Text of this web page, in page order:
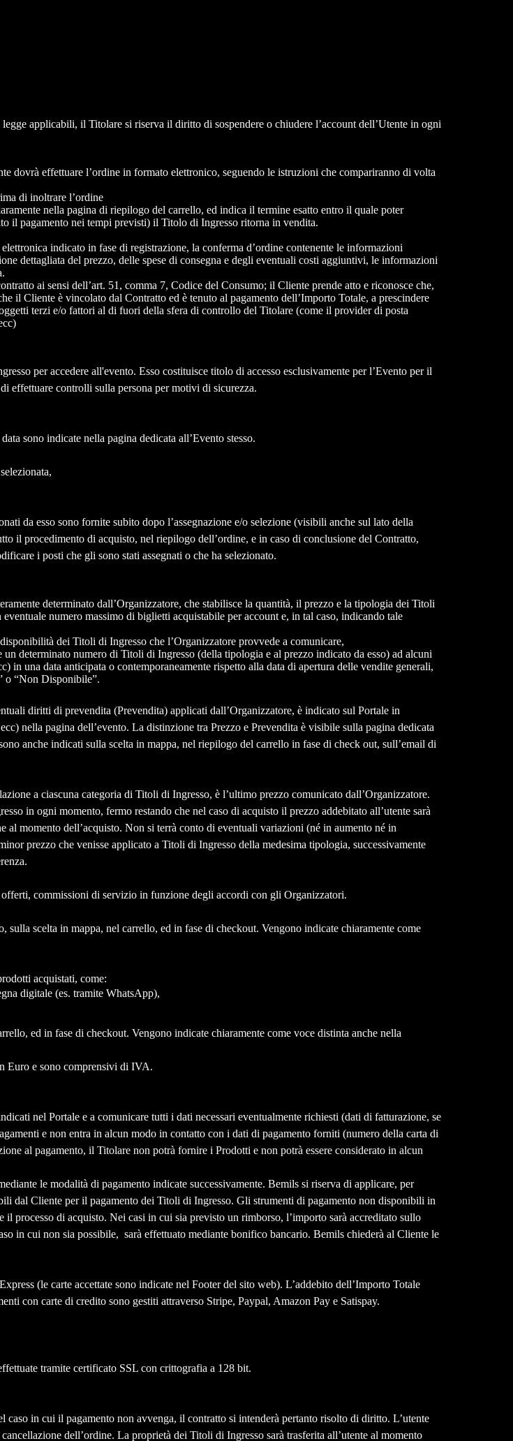
applicabili, il Titolare si riserva il diritto di sospendere o chiudere l’account dell’Utente in ogni
dovrà effettuare l’ordine in formato elettronico, seguendo le istruzioni che compariranno di volta
di inoltrare l’ordine
nella pagina di riepilogo del carrello, ed indica il termine esatto entro il quale poter
il pagamento nei tempi previsti) il Titolo di Ingresso ritorna in vendita.
indicato in fase di registrazione, la conferma d’ordine contenente le informazioni
dettagliata del prezzo, delle spese di consegna e degli eventuali costi aggiuntivi, le informazioni
ai sensi dell’art. 51, comma 7, Codice del Consumo; il Cliente prende atto e riconosce che,
il Cliente è vincolato dal Contratto ed è tenuto al pagamento dell’Importo Totale, a prescindere
terzi e/o fattori al di fuori della sfera di controllo del Titolare (come il provider di posta
per accedere all'evento. Esso costituisce titolo di accesso esclusivamente per l’Evento per il
effettuare controlli sulla persona per motivi di sicurezza.
sono indicate nella pagina dedicata all’Evento stesso.
da esso sono fornite subito dopo l’assegnazione e/o selezione (visibili anche sul lato della
il procedimento di acquisto, nel riepilogo dell’ordine, e in caso di conclusione del Contratto,
i posti che gli sono stati assegnati o che ha selezionato.
determinato dall’Organizzatore, che stabilisce la quantità, il prezzo e la tipologia dei Titoli
numero massimo di biglietti acquistabile per account e, in tal caso, indicando tale
dei Titoli di Ingresso che l’Organizzatore provvede a comunicare,
determinato numero di Titoli di Ingresso (della tipologia e al prezzo indicato da esso) ad alcuni
in una data anticipata o contemporaneamente rispetto alla data di apertura delle vendite generali,
o “Non Disponibile”.
diritti di prevendita (Prevendita) applicati dall’Organizzatore, è indicato sul Portale in
nella pagina dell’evento. La distinzione tra Prezzo e Prevendita è visibile sulla pagina dedicata
anche indicati sulla scelta in mappa, nel riepilogo del carrello in fase di check out, sull’email di
a ciascuna categoria di Titoli di Ingresso, è l’ultimo prezzo comunicato dall’Organizzatore.
in ogni momento, fermo restando che nel caso di acquisto il prezzo addebitato all’utente sarà
momento dell’acquisto. Non si terrà conto di eventuali variazioni (né in aumento né in
prezzo che venisse applicato a Titoli di Ingresso della medesima tipologia, successivamente
commissioni di servizio in funzione degli accordi con gli Organizzatori.
scelta in mappa, nel carrello, ed in fase di checkout. Vengono indicate chiaramente come
acquistati, come:
digitale (es. tramite WhatsApp),
ed in fase di checkout. Vengono indicate chiaramente come voce distinta anche nella
Euro e sono comprensivi di IVA.
nel Portale e a comunicare tutti i dati necessari eventualmente richiesti (dati di fatturazione, se
e non entra in alcun modo in contatto con i dati di pagamento forniti (numero della carta di
al pagamento, il Titolare non potrà fornire i Prodotti e non potrà essere considerato in alcun
le modalità di pagamento indicate successivamente. Bemils si riserva di applicare, per
dal Cliente per il pagamento dei Titoli di Ingresso. Gli strumenti di pagamento non disponibili in
processo di acquisto. Nei casi in cui sia previsto un rimborso, l’importo sarà accreditato sullo
in cui non sia possibile, sarà effettuato mediante bonifico bancario. Bemils chiederà al Cliente le
(le carte accettate sono indicate nel Footer del sito web). L’addebito dell’Importo Totale
con carte di credito sono gestiti attraverso Stripe, Paypal, Amazon Pay e Satispay.
tramite certificato SSL con crittografia a 128 bit.
in cui il pagamento non avvenga, il contratto si intenderà pertanto risolto di diritto. L’utente
dell’ordine. La proprietà dei Titoli di Ingresso sarà trasferita all’utente al momento